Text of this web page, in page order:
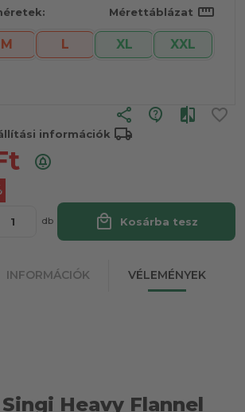
Mérettáblázat straighten
M L XL
XXL
share
információk local_shipping
db local_mall Kosárba tesz
INFORMÁCIÓK VÉLEMÉNYEK
Heavy Flannel